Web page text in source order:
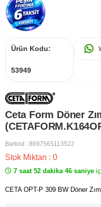
Ürün Kodu:
53949
Ceta Form Döner
Barkod : 8697565113522
Stok Miktarı : 0
7 saat 52 dakika 46 saniye
CETA OPT-P 309 BW Döner